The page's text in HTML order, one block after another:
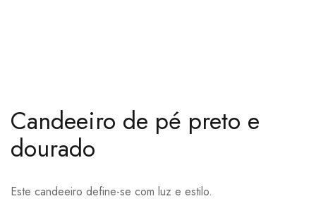
Candeeiro de pé preto e
dourado
Este candeeiro define-se com luz e estilo.